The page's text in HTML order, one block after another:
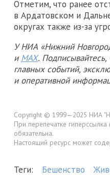
Отметим, что ранее
в Ардатовском и
округах также из-за
У НИА «Нижний
и MAX.
главных событий,
и оперативной
Copyright © 1999—2025 НИА
При перепечатке
обязательна.
Настоящий ресурс может
Теги: Бешенство